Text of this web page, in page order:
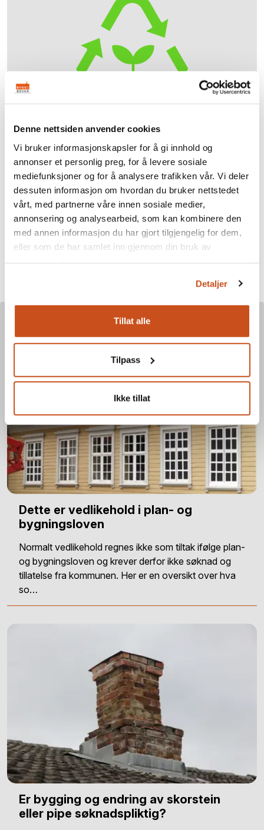
Denne nettsiden anvender cookies
Vi bruker informasjonskapsler for å gi innhold og
annonser et personlig preg, for å levere sosiale
mediefunksjoner og for å analysere trafikken vår. Vi deler
dessuten informasjon om hvordan du bruker nettstedet
vårt, med partnerne våre innen sosiale medier,
annonsering og analysearbeid, som kan kombinere den
med annen informasjon du har gjort tilgjengelig for dem,
eller som de har samlet inn gjennom din bruk av
Detaljer
Tillat alle
Tilpass
Ikke tillat
Besøk våre sider om ombruk
Hva er reglene for ombruk og hva betyr begreper
som ombruk, gjenbruk og sirkulær økonomi? Bygg og
Bevar har samlet svarene på dine spørsmål om
konkrete eksempler, regelverk, definisjoner, forskning,
forhandlere og mer under en egen ombruksportal.
Besøk den her
Les mer om dette emnet
Dette er vedlikehold i plan- og
bygningsloven
Normalt vedlikehold regnes ikke som tiltak ifølge plan-
og bygningsloven og krever derfor ikke søknad og
tillatelse fra kommunen. Her er en oversikt over hva
so…
Er bygging og endring av skorstein
eller pipe søknadspliktig?